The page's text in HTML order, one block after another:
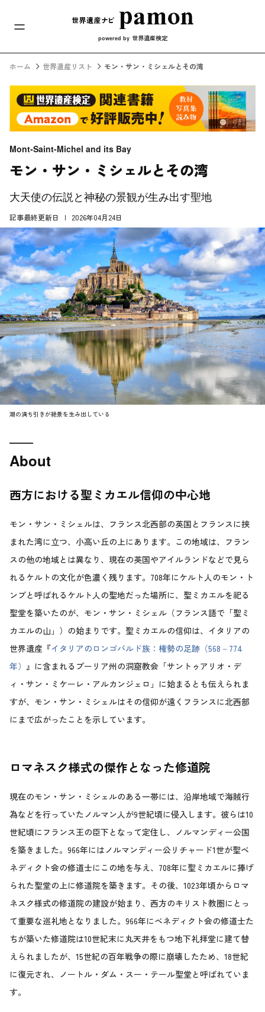
メインナビ
powered by 世界遺産検定
ホーム 世界遺産リスト モン・サン・ミシェルとその湾
Mont-Saint-Michel and its Bay
モン・サン・ミシェルとその湾
大天使の伝説と神秘の景観が生み出す聖地
記事最終更新日 2026年04月24日
潮の満ち引きが絶景を生み出している
About
西方における聖ミカエル信仰の中心地
モン・サン・ミシェルは、フランス北西部の英国とフランスに挟
まれた湾に立つ、小高い丘の上にあります。この地域は、フラン
スの他の地域とは異なり、現在の英国やアイルランドなどで見ら
れるケルトの文化が色濃く残ります。708年にケルト人のモン・ト
ンブと呼ばれるケルト人の聖地だった場所に、聖ミカエルを祀る
聖堂を築いたのが、モン・サン・ミシェル（フランス語で「聖ミ
カエルの山」）の始まりです。聖ミカエルの信仰は、イタリアの
世界遺産『イタリアのロンゴバルド族：権勢の足跡（568－774
年） 』に含まれるプーリア州の洞窟教会「サントゥアリオ・デ
ィ・サン・ミケーレ・アルカンジェロ」に始まるとも伝えられま
すが、モン・サン・ミシェルはその信仰が遠くフランスに北西部
にまで広がったことを示しています。
ロマネスク様式の傑作となった修道院
現在のモン・サン・ミシェルのある一帯には、沿岸地域で海賊行
為などを行っていたノルマン人が9世紀頃に侵入します。彼らは10
世紀頃にフランス王の臣下となって定住し、ノルマンディー公国
を築きました。966年にはノルマンディー公リチャード1世が聖ベ
ネディクト会の修道士にこの地を与え、708年に聖ミカエルに捧げ
られた聖堂の上に修道院を築きます。その後、1023年頃からロマ
ネスク様式の修道院の建設が始まり、西方のキリスト教圏にとっ
て重要な巡礼地となりました。966年にベネディクト会の修道士た
ちが築いた修道院は10世紀末に丸天井をもつ地下礼拝堂に建て替
えられましたが、15世紀の百年戦争の際に崩壊したため、18世紀
に復元され、ノートル・ダム・スー・テール聖堂と呼ばれていま
す。